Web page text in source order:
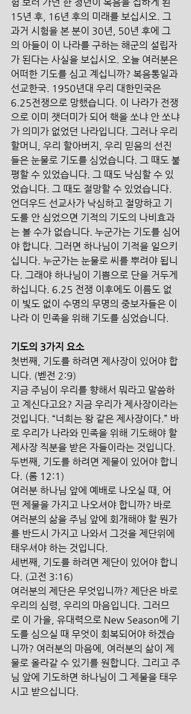
15년 후, 16년 후의 미래를 보십시오. 그
과거 시험을 본 분이 30년, 50년 후에 그
의 아들이 이 나라를 구하는 해군의 설립자
가 된다는 사실을 보십시오. 오늘 여러분은
어떠한 기도를 심고 계십니까? 복음통일과
선교한국. 1950년대 우리 대한민국은
6.25전쟁으로 망했습니다. 이 나라가 전쟁
으로 이미 잿더미가 되어 핵을 쏘냐 안 쏘냐
가 의미가 없었던 나라입니다. 그러나 우리
할머니, 우리 할아버지, 우리 믿음의 선진
들은 눈물로 기도를 심었습니다. 그 때도 불
평할 수 있었습니다. 그 때도 낙심할 수 있
었습니다. 그 때도 절망할 수 있었습니다.
언더우드 선교사가 낙심하고 절망하고 기
도를 안 심었으면 기적의 기도의 나비효과
는 볼 수가 없습니다. 누군가는 기도를 심어
야 합니다. 그러면 하나님이 기적을 일으키
십니다. 누군가는 눈물로 씨를 뿌려야 됩니
다. 그래야 하나님이 기쁨으로 단을 거두게
하십니다. 6.25 전쟁 이후에도 이름도 없
이 빛도 없이 수명의 무명의 중보자들은 이
나라 이 민족을 위해 기도를 심었습니다.
기도의 3가지 요소
첫번째, 기도를 하려면 제사장이 있어야 합
니다. (벧전 2:9)
지금 주님이 우리를 향해서 뭐라고 말씀하
고 계신다고요? 지금 우리가 제사장이라는
것입니다. “너희는 왕 같은 제사장이다.” 바
로 우리가 나라와 민족을 위해 기도해야 할
제사장 직분을 받은 자들이라는 것입니다.
두번째, 기도를 하려면 제물이 있어야 합니
다. (롬 12:1)
여러분 하나님 앞에 예배로 나오실 때, 어
떤 제물을 가지고 나오셔야 합니까? 바로
여러분의 삶을 주님 앞에 회개해야 할 뭔가
를 반드시 가지고 나와서 그것을 제단위에
태우셔야 하는 것입니다.
세번째, 기도를 하려면 제단이 있어야 합니
다. (고전 3:16)
여러분의 제단은 무엇입니까? 제단은 바로
우리의 심령, 우리의 마음입니다. 그러므
로 이 가을, 유대력으로 New Season에 기
도를 심으실 때 무엇이 회복되어야 하겠습
니까? 여러분의 마음에, 여러분의 삶이 제
물로 올라갈 수 있기를 원합니다. 그리고 주
님 앞에 기도하면 하나님이 그 제물을 태우
시고 받으십니다.